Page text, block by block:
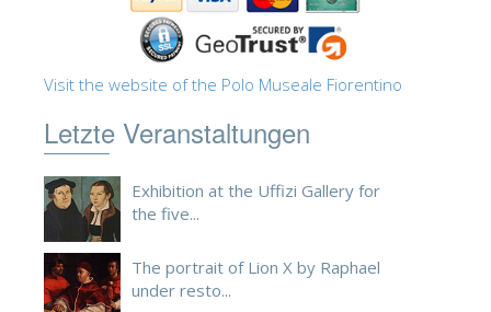
Visit the website of the Polo Museale Fiorentino
Letzte Veranstaltungen
Exhibition at the Uffizi Gallery for
the five...
The portrait of Lion X by Raphael
under resto...